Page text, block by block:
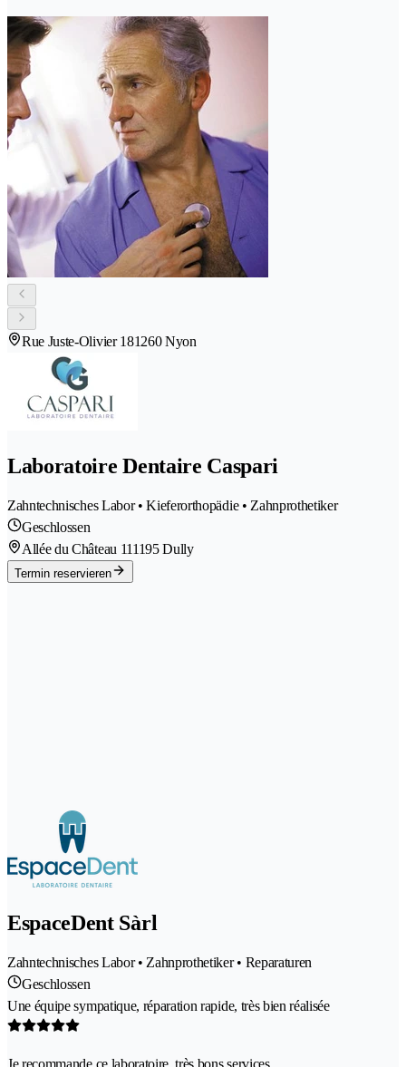
Rue Juste-Olivier 181260 Nyon
Laboratoire Dentaire Caspari
Zahntechnisches Labor • Kieferorthopädie • Zahnprothetiker
Geschlossen
Allée du Château 111195 Dully
Termin reservieren
EspaceDent Sàrl
Zahntechnisches Labor • Zahnprothetiker • Reparaturen
Geschlossen
Une équipe sympatique, réparation rapide, très bien réalisée
Je recommande ce laboratoire, très bons services